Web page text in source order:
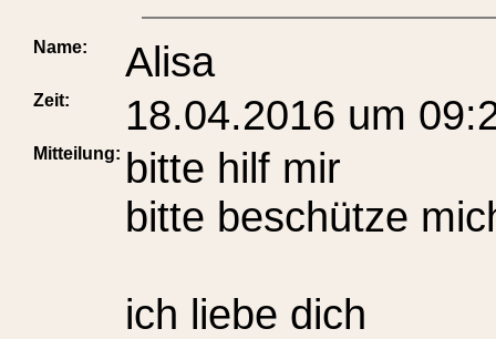
Name: Alisa
Zeit: 18.04.2016 um
Mitteilung: bitte hilf mir
bitte beschütze
ich liebe dich